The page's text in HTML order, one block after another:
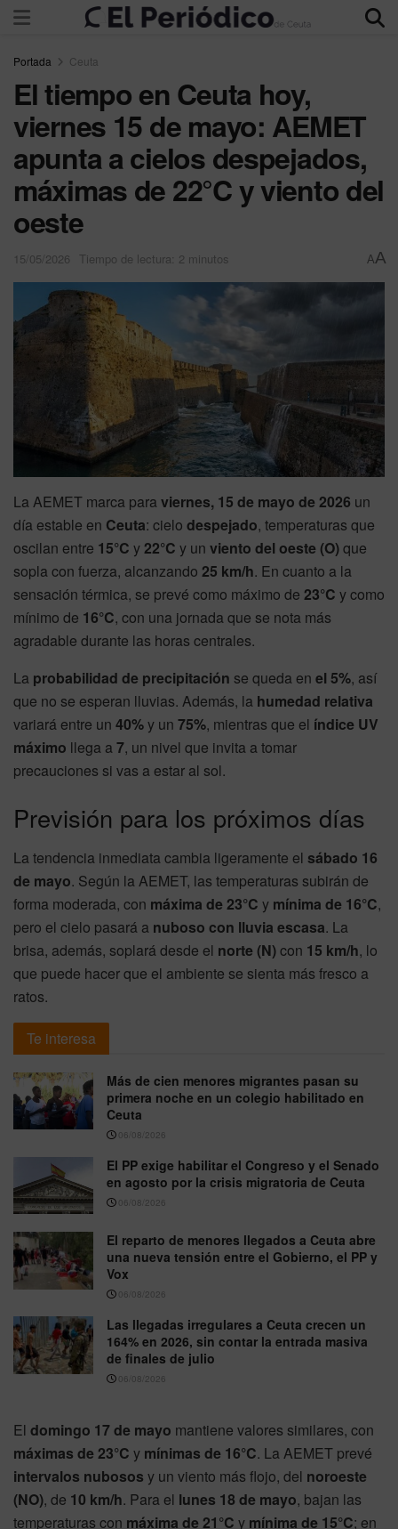
Portada Ceuta
El tiempo en Ceuta hoy,
viernes 15 de mayo: AEMET
apunta a cielos despejados,
máximas de 22°C y viento del
oeste
15/05/2026 Tiempo de lectura: 2 minutos AA
La AEMET marca paraviernes, 15 de mayo de 2026 un
día estable en Ceuta: cielo despejado, temperaturas que
oscilan entre 15°C y22°C y un viento del oeste (O)que
sopla con fuerza, alcanzando 25 km/h. En cuanto a la
sensación térmica, se prevé como máximo de 23°C y como
mínimo de 16°C, con una jornada que se nota más
agradable durante las horas centrales.
La probabilidad de precipitación se queda en el 5%, así
que no se esperan lluvias. Además, la humedad relativa
variará entre un 40%y un 75%, mientras que el índice UV
máximo llega a7, un nivel que invita a tomar
precauciones si vas a estar al sol.
Previsión para los próximos días
La tendencia inmediata cambia ligeramente el sábado 16
de mayo. Según la AEMET, las temperaturas subirán de
forma moderada, con máxima de 23°C y mínima de 16°C,
pero el cielo pasará a nuboso con lluvia escasa. La
brisa, además, soplará desde el norte (N)con 15 km/h, lo
que puede hacer que el ambiente se sienta más fresco a
ratos.
Te interesa
Más de cien menores migrantes pasan su
primera noche en un colegio habilitado en
Ceuta
06/08/2026
El PP exige habilitar el Congreso y el Senado
en agosto por la crisis migratoria de Ceuta
06/08/2026
El reparto de menores llegados a Ceuta abre
una nueva tensión entre el Gobierno, el PP y
Vox
06/08/2026
Las llegadas irregulares a Ceuta crecen un
164% en 2026, sin contar la entrada masiva
de finales de julio
06/08/2026
El domingo 17 de mayo mantiene valores similares, con
máximas de 23°C y mínimas de 16°C. La AEMET prevé
intervalos nubosos y un viento más flojo, del noroeste
(NO), de 10 km/h. Para el lunes 18 de mayo, bajan las
temperaturas con máxima de 21°C y mínima de 15°C; en